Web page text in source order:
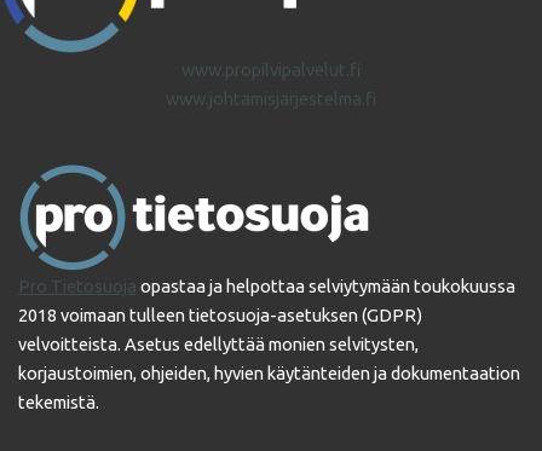
www.propilvipalvelut.fi
www.johtamisjarjestelma.fi
Pro Tietosuoja opastaa ja helpottaa selviytymään toukokuussa
2018 voimaan tulleen tietosuoja-asetuksen (GDPR)
velvoitteista. Asetus edellyttää monien selvitysten,
korjaustoimien, ohjeiden, hyvien käytänteiden ja dokumentaation
tekemistä.